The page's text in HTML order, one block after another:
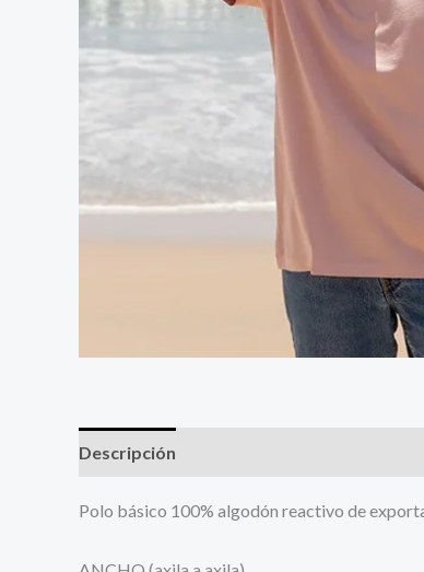
Descripción
Polo básico 100% algodón reactivo de